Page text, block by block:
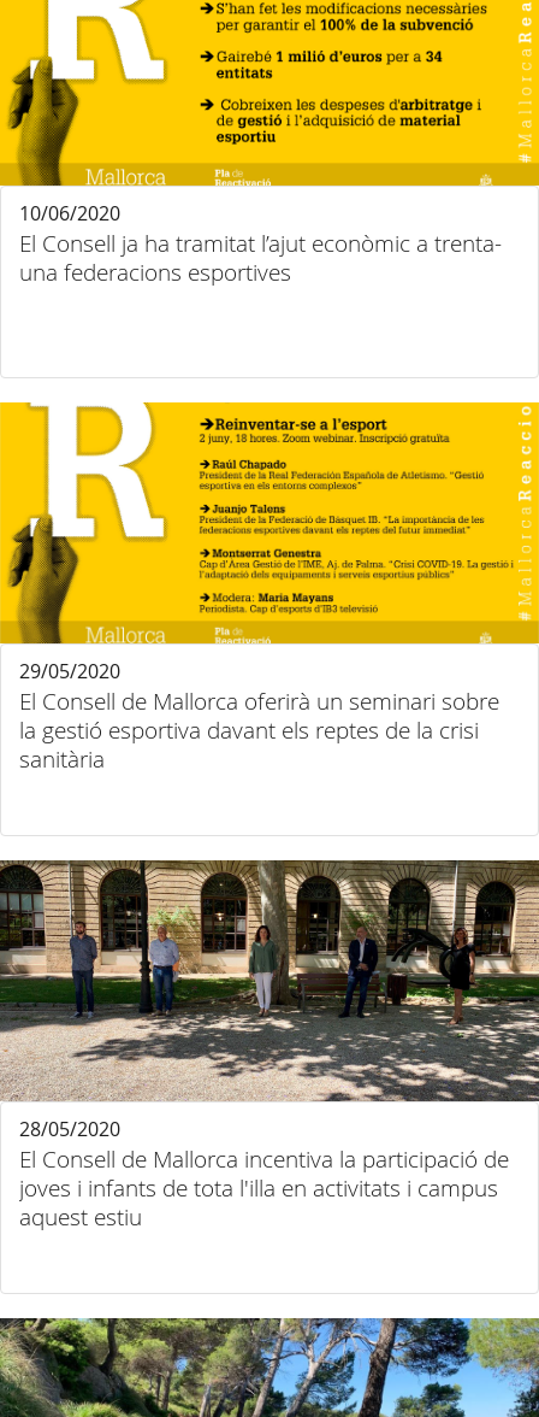
El Consell ja ha tramitat l’ajut econòmic a trenta-
una federacions esportives
10/06/2020
El Consell de Mallorca oferirà un seminari sobre
la gestió esportiva davant els reptes de la crisi
sanitària
29/05/2020
El Consell de Mallorca incentiva la participació de
joves i infants de tota l'illa en activitats i campus
aquest estiu
28/05/2020